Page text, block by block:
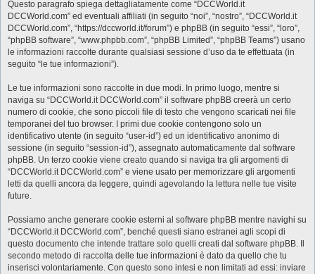
Questo paragrafo spiega dettagliatamente come “DCCWorld.it
DCCWorld.com” ed eventuali affiliati (in seguito “noi”, “nostro”, “DCCWorld.it
DCCWorld.com”, “https://dccworld.it/forum”) e phpBB (in seguito “essi”, “loro”,
“phpBB software”, “www.phpbb.com”, “phpBB Limited”, “phpBB Teams”) usano
le informazioni raccolte durante qualsiasi sessione d’uso da te effettuata (in
seguito “le tue informazioni”).
Le tue informazioni sono raccolte in due modi. In primo luogo, mentre si
naviga su “DCCWorld.it DCCWorld.com” il software phpBB creerà un certo
numero di cookie, che sono piccoli file di testo che vengono scaricati nei file
temporanei del tuo browser. I primi due cookie contengono solo un
identificativo utente (in seguito “user-id”) ed un identificativo anonimo di
sessione (in seguito “session-id”), assegnato automaticamente dal software
phpBB. Un terzo cookie viene creato quando si naviga tra gli argomenti di
“DCCWorld.it DCCWorld.com” e viene usato per memorizzare gli argomenti
letti da quelli ancora da leggere, quindi agevolando la lettura nelle tue visite
future.
Possiamo anche generare cookie esterni al software phpBB mentre navighi su
“DCCWorld.it DCCWorld.com”, benché questi siano estranei agli scopi di
questo documento che intende trattare solo quelli creati dal software phpBB. Il
secondo metodo di raccolta delle tue informazioni è dato da quello che tu
inserisci volontariamente. Con questo sono intesi e non limitati ad essi: inviare